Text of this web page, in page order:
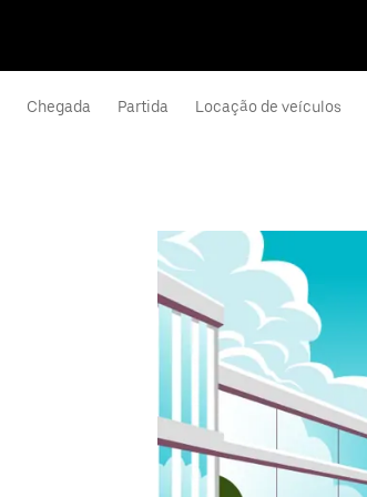
Chegada Partida Locação de veículos